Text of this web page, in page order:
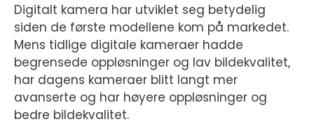
Digitalt kamera har utviklet seg betydelig
siden de første modellene kom på markedet.
Mens tidlige digitale kameraer hadde
begrensede oppløsninger og lav bildekvalitet,
har dagens kameraer blitt langt mer
avanserte og har høyere oppløsninger og
bedre bildekvalitet.